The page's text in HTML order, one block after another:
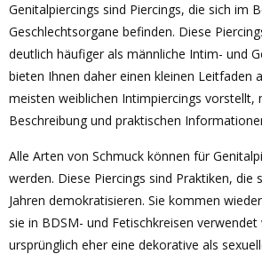
Genitalpiercings sind Piercings, die sich im
Geschlechtsorgane befinden. Diese
deutlich häufiger als männliche Intim- und
bieten Ihnen daher einen kleinen Leitfaden
meisten weiblichen Intimpiercings vorstellt,
Beschreibung und praktischen
Alle Arten von Schmuck können für
werden. Diese Piercings sind Praktiken, die
Jahren demokratisieren. Sie kommen
sie in BDSM- und Fetischkreisen
ursprünglich eher eine dekorative als